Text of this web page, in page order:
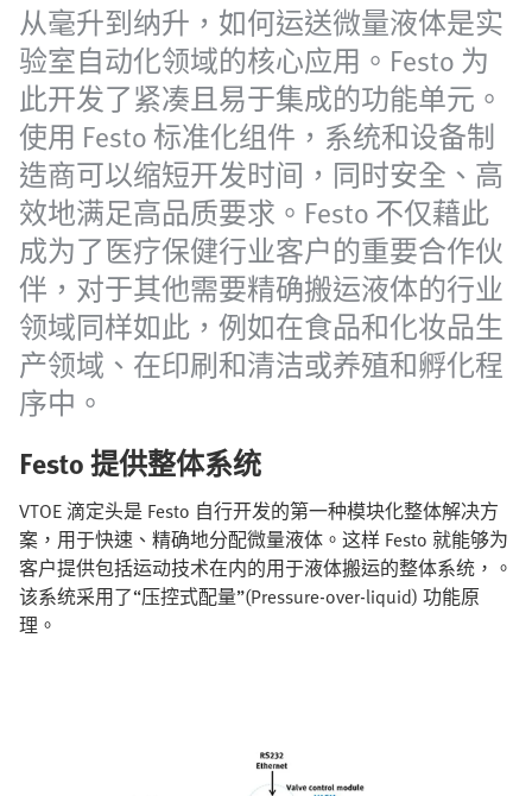
从毫升到纳升，如何运送微量液体是实
验室自动化领域的核心应用。Festo 为
此开发了紧凑且易于集成的功能单元。
使用 Festo 标准化组件，系统和设备制
造商可以缩短开发时间，同时安全、高
效地满足高品质要求。Festo 不仅藉此
成为了医疗保健行业客户的重要合作伙
伴，对于其他需要精确搬运液体的行业
领域同样如此，例如在食品和化妆品生
产领域、在印刷和清洁或养殖和孵化程
序中。
Festo 提供整体系统
VTOE 滴定头是 Festo 自行开发的第一种模块化整体解决方
案，用于快速、精确地分配微量液体。这样 Festo 就能够为
客户提供包括运动技术在内的用于液体搬运的整体系统，。
该系统采用了“压控式配量”(Pressure-over-liquid) 功能原
理。